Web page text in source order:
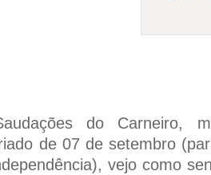
do Carneiro,
de 07 de setembro
vejo como